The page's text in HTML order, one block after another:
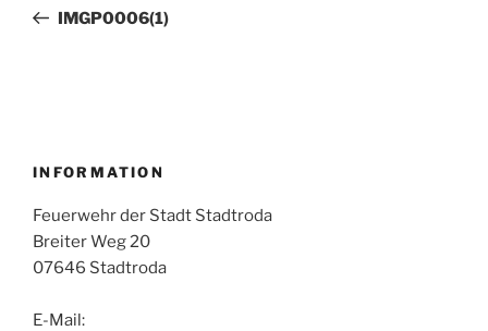
Beitrag
IMGP0006(1)
INFORMATION
Feuerwehr der Stadt Stadtroda
Breiter Weg 20
07646 Stadtroda
E-Mail: